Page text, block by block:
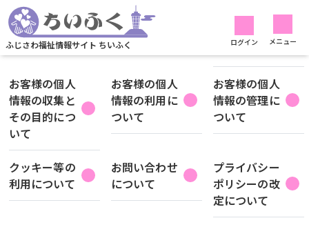
ふじさわ福祉情報サイト ちいふく ログイン メニュー
プライバシーポリシー
基本方針 定義
法令等の遵守
について
お客様の個人
情報の収集と
その目的につ
いて
お客様の個人
情報の利用に
ついて
お客様の個人
情報の管理に
ついて
クッキー等の
利用について
お問い合わせ
について
プライバシー
ポリシーの改
定について